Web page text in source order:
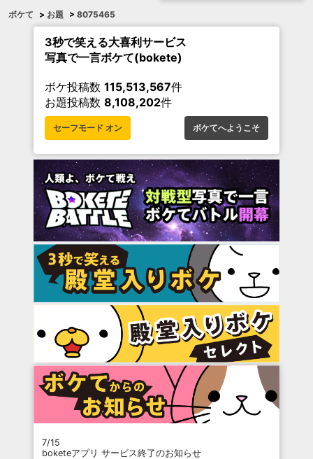
ボケて > お題 > 8075465
3秒で笑える大喜利サービス
写真で一言ボケて(bokete)
ボケ投稿数 115,513,567件
お題投稿数 8,108,202件
セーフモード オン ボケてへようこそ
7/15
boketeアプリ サービス終了のお知らせ